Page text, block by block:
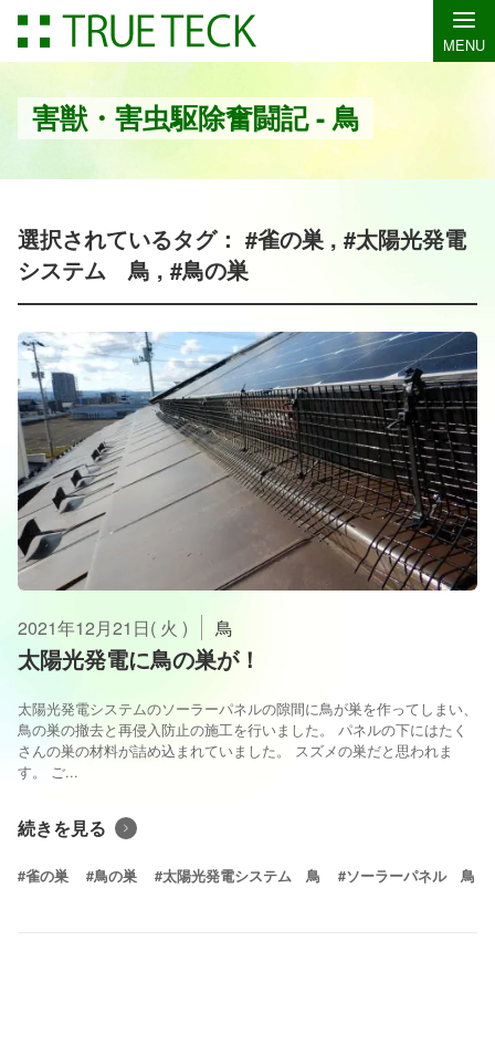
MENU
害獣・害虫駆除奮闘記 - 鳥
選択されているタグ： #雀の巣 , #太陽光発電
システム 鳥 , #鳥の巣
2021年12月21日( 火 ) 鳥
太陽光発電に鳥の巣が！
太陽光発電システムのソーラーパネルの隙間に鳥が巣を作ってしまい、
鳥の巣の撤去と再侵入防止の施工を行いました。 パネルの下にはたく
さんの巣の材料が詰め込まれていました。 スズメの巣だと思われま
す。 ご...
続きを見る
#雀の巣 #鳥の巣 #太陽光発電システム 鳥 #ソーラーパネル 鳥